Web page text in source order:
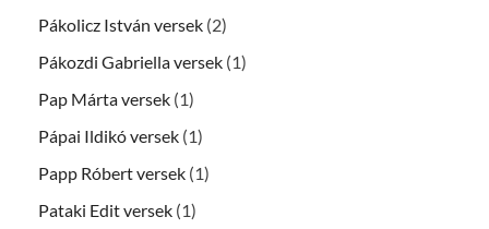
Pákolicz István versek (2)
Pákozdi Gabriella versek (1)
Pap Márta versek (1)
Pápai Ildikó versek (1)
Papp Róbert versek (1)
Pataki Edit versek (1)